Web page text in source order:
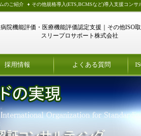
のご紹介 その他規格導入(ETS,BCMSなど)導入支援コンサ
病院機能評価・医療機能評価認定支援｜その他ISO取
スリープロサポート株式会社
採用情報 よくある質問